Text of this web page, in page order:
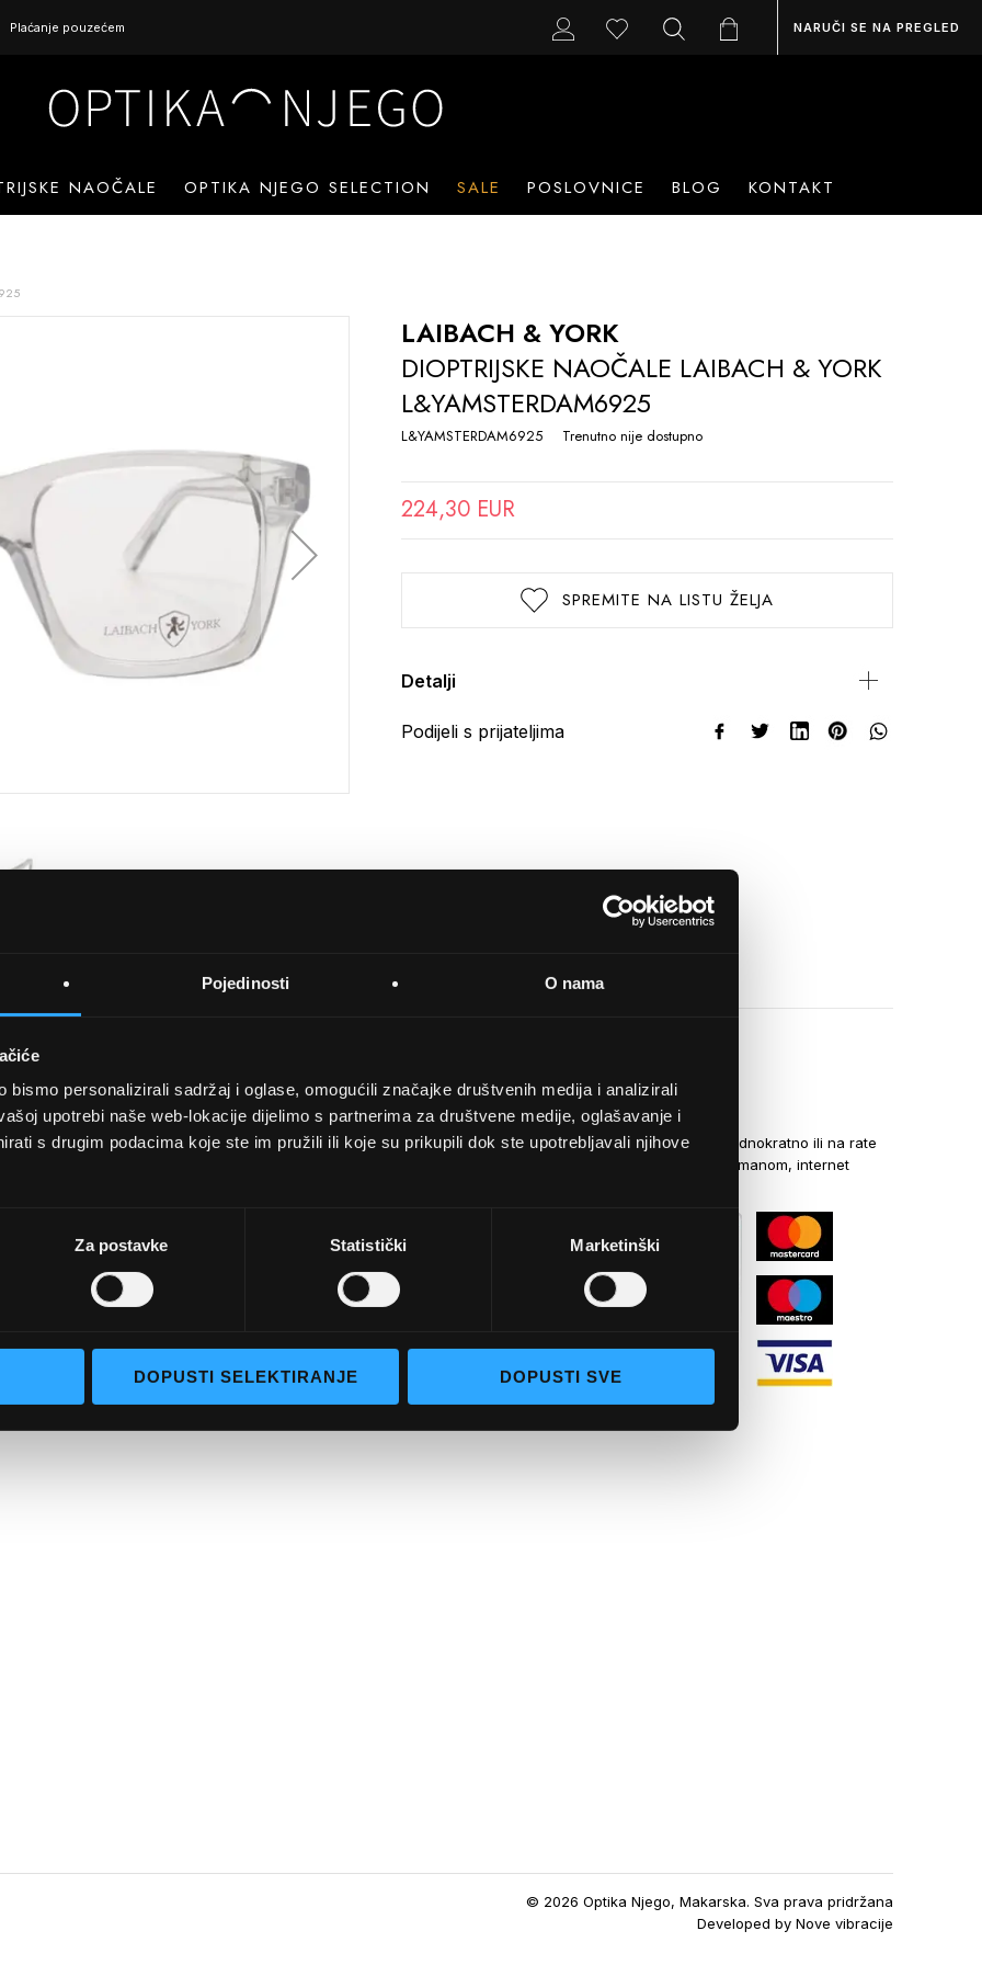
Pojedinosti O nama
bismo personalizirali sadržaj i oglase, omogućili značajke društvenih medija i analizirali
upotrebi naše web-lokacije dijelimo s partnerima za društvene medije, oglašavanje i
s drugim podacima koje ste im pružili ili koje su prikupili dok ste upotrebljavali njihove
Za postavke Statistički Marketinški
DOPUSTI SELEKTIRANJE DOPUSTI SVE
Plaćanje pouzećem NARUČI SE NA PREGLED
NAOČALE OPTIKA NJEGO SELECTION SALE POSLOVNICE BLOG KONTAKT
LAIBACH & YORK
DIOPTRIJSKE NAOČALE LAIBACH & YORK
L&YAMSTERDAM6925
L&YAMSTERDAM6925 Trenutno nije dostupno
224,30 EUR
SPREMITE NA LISTU ŽELJA
Detalji
Podijeli s prijateljima
selection
UVJETI KUPNJE
Opći uvjeti poslovanja
Napredno pretraživanje
Narudžbe i povrati
NAČINI PLAĆANJA
Kreditnim karticama jednokratno ili na rate
općom uplatnicom, virmanom, internet
© 2026 Optika Njego, Makarska. Sva prava pridržana
Developed byNove vibracije